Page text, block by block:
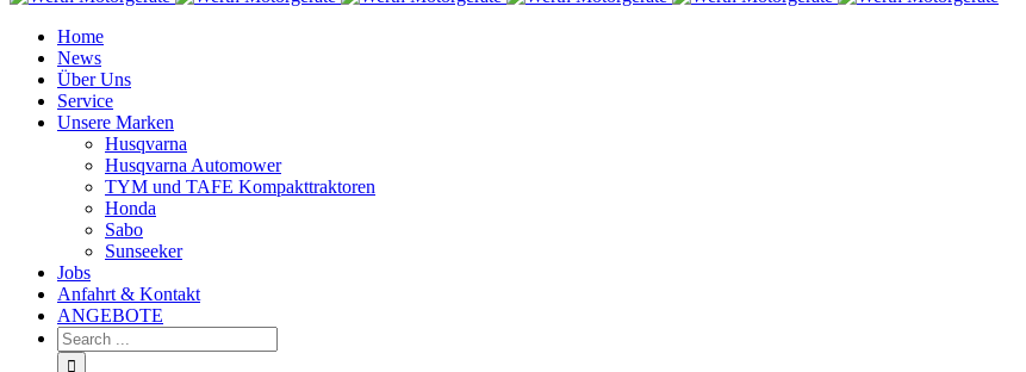
Home
News
Über Uns
Service
Unsere Marken
Husqvarna
Husqvarna Automower
TYM und TAFE Kompakttraktoren
Honda
Sabo
Sunseeker
Jobs
Anfahrt & Kontakt
ANGEBOTE